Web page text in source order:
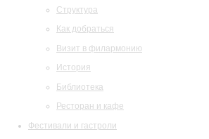
Структура
Как добраться
Визит в филармонию
История
Библиотека
Ресторан и кафе
Фестивали и гастроли